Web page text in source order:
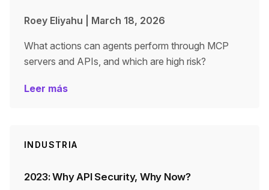
Roey Eliyahu March 18, 2026
What actions can agents perform through MCP
servers and APIs, and which are high risk?
Leer más
INDUSTRIA
2023: Why API Security, Why Now?